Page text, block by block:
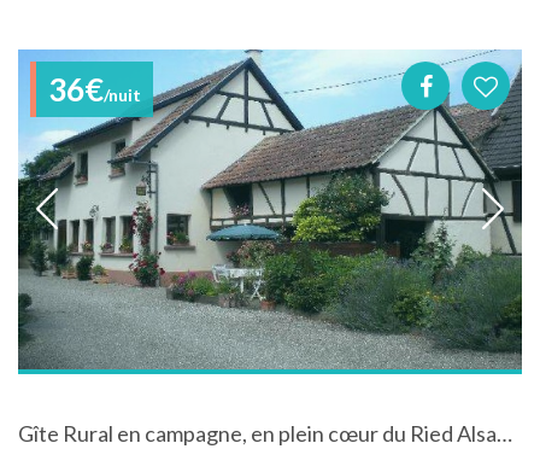
36€/nuit
Gîte Rural en campagne, en plein cœur du Ried Alsacien et du centre Alsace